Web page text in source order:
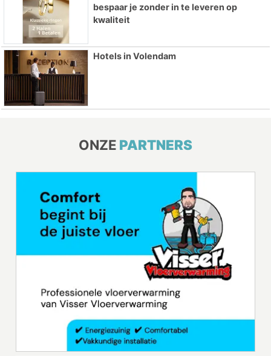
bespaar je zonder in te leveren op
kwaliteit
Hotels in Volendam
ONZE PARTNERS